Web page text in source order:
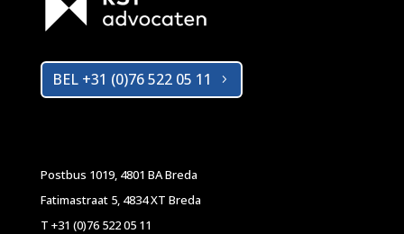
BEL +31 (0)76 522 05 11
Postbus 1019, 4801 BA Breda
Fatimastraat 5, 4834 XT Breda
T +31 (0)76 522 05 11